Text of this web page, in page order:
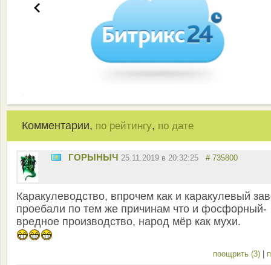
Комментарии, по рейтингу, по дате
ГОРЫНЫЧ 25.11.2019 в 20:32:25 # 735800
Каракулеводство, впрочем как и каракулевый
проебали по тем же причинам что и фосфорный-
вредное производство, народ мёр как мухи.
поощрить (3) |